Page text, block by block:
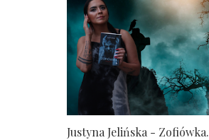
Justyna Jelińska - Zofiówka.